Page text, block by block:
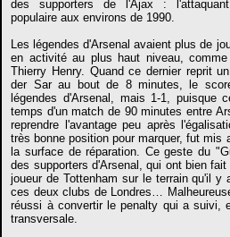
des supporters de l'Ajax :
populaire aux environs de 1990.
Les légendes d'Arsenal avaient plus de
en activité au plus haut niveau,
Thierry Henry. Quand ce dernier reprit
der Sar au bout de 8 minutes, le
légendes d'Arsenal, mais 1-1, puisque
temps d'un match de 90 minutes entre
reprendre l'avantage peu après
très bonne position pour marquer, fut mis
la surface de réparation. Ce geste du
des supporters d'Arsenal, qui ont bien
joueur de Tottenham sur le terrain qu'il y
ces deux clubs de Londres…
réussi à convertir le penalty qui a suivi,
transversale.